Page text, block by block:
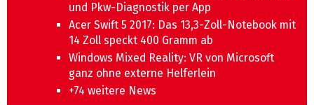
und Pkw-Diagnostik per App
Acer Swift 5 2017: Das 13,3-Zoll-Notebook mit
14 Zoll speckt 400 Gramm ab
Windows Mixed Reality: VR von Microsoft
ganz ohne externe Helferlein
+74 weitere News